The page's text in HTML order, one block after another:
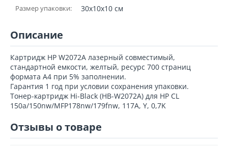
Размер упаковки: 30x10x10 см
Описание
Картридж HP W2072A лазерный совместимый,
стандартной емкости, желтый, ресурс 700 страниц
формата А4 при 5% заполнении.
Гарантия 1 год при условии сохранения упаковки.
Тонер-картридж Hi-Black (HB-W2072A) для HP CL
150a/150nw/MFP178nw/179fnw, 117A, Y, 0,7K
Отзывы о товаре